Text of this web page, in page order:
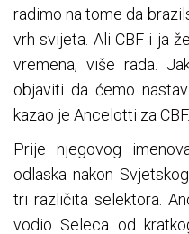
radimo na tome da
vrh svijeta. Ali CBF i ja
vremena, više rada.
objaviti da ćemo
kazao je Ancelotti za CBF.
Prije njegovog
odlaska nakon
tri različita selektora.
vodio Seleca od